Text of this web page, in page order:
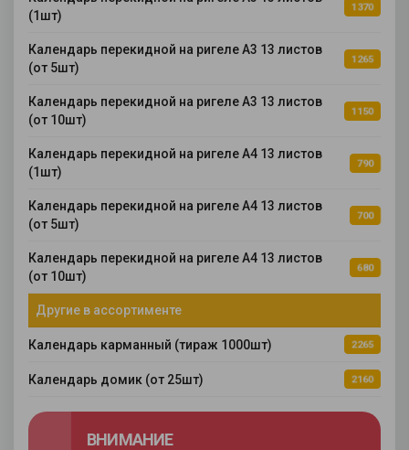
(1шт)
1370
Календарь перекидной на ригеле А3 13 листов
(от 5шт)
1265
Календарь перекидной на ригеле А3 13 листов
(от 10шт)
1150
Календарь перекидной на ригеле А4 13 листов
(1шт)
790
Календарь перекидной на ригеле А4 13 листов
(от 5шт)
700
Календарь перекидной на ригеле А4 13 листов
(от 10шт)
680
Другие в ассортименте
Календарь карманный (тираж 1000шт) 2265
Календарь домик (от 25шт) 2160
ВНИМАНИЕ